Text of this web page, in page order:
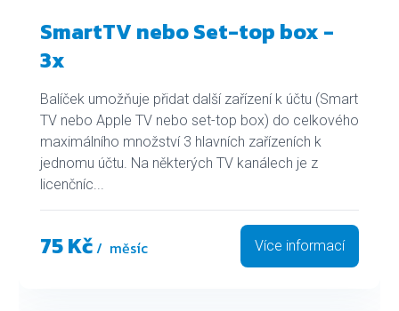
SmartTV nebo Set-top box -
3x
Balíček umožňuje přidat další zařízení k účtu (Smart
TV nebo Apple TV nebo set-top box) do celkového
maximálního množství 3 hlavních zařízeních k
jednomu účtu. Na některých TV kanálech je z
licenčníc...
75 Kč/ měsíc Více informací